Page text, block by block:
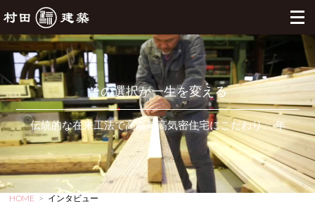
その選択が一生を変える
伝統的な在来工法で高断熱高気密住宅にこだわり20年
HOME > インタビュー